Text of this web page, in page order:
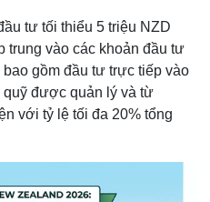
tư tối thiểu 5 triệu NZD
trung vào các khoản đầu tư
gồm đầu tư trực tiếp vào
được quản lý và từ
với tỷ lệ tối đa 20% tổng